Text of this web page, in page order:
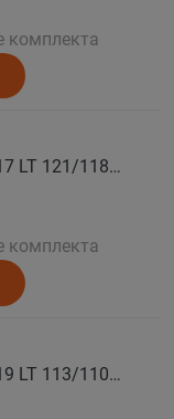
комплекта
COMFORSER Автошина 245/75 R17 LT 121/118S CF1100 10PR RWL лето
комплекта
COMFORSER Автошина 255/50 R19 LT 113/110S CF1100 RWL лето